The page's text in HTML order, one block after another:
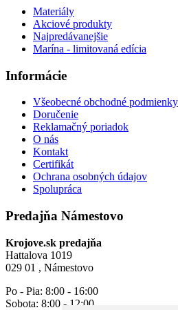
Materiály
Akciové produkty
Najpredávanejšie
Marína - limitovaná edícia
Informácie
Všeobecné obchodné podmienky
Doručenie
Reklamačný poriadok
O nás
Kontakt
Certifikát
Ochrana osobných údajov
Spolupráca
Predajňa Námestovo
Krojove.sk predajňa
Hattalova 1019
029 01 , Námestovo
Po - Pia: 8:00 - 16:00
Sobota: 8:00 - 12:00